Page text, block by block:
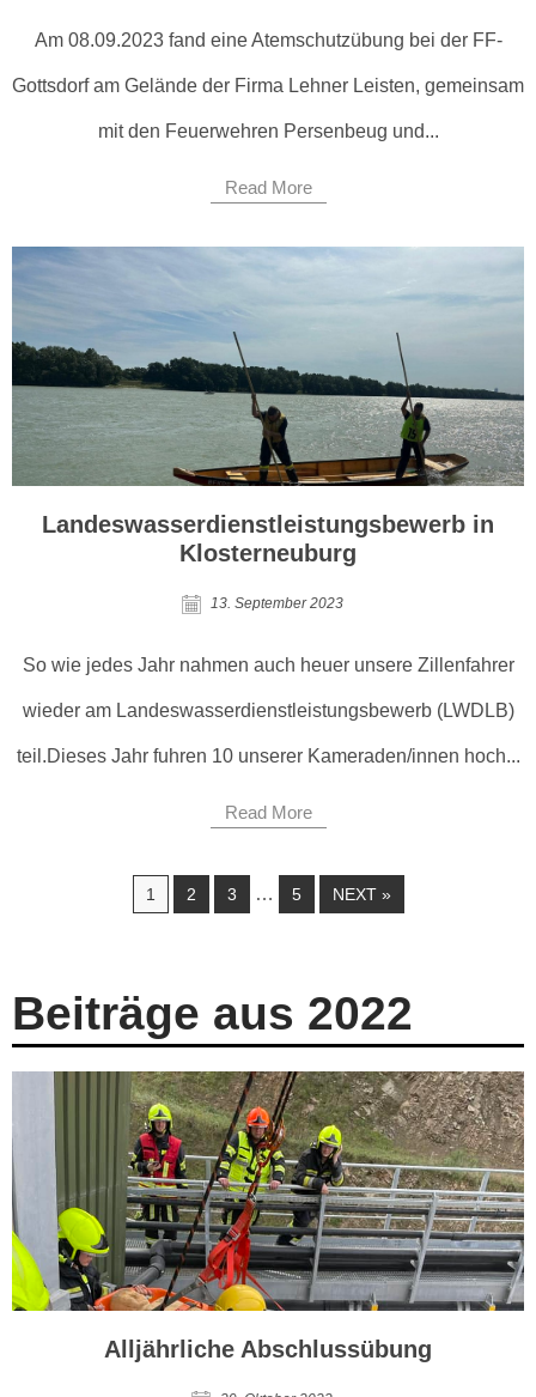
Am 08.09.2023 fand eine Atemschutzübung bei der FF-
Gottsdorf am Gelände der Firma Lehner Leisten, gemeinsam
mit den Feuerwehren Persenbeug und...
Read More
Landeswasserdienstleistungsbewerb in
Klosterneuburg
13. September 2023
So wie jedes Jahr nahmen auch heuer unsere Zillenfahrer
wieder am Landeswasserdienstleistungsbewerb (LWDLB)
teil.Dieses Jahr fuhren 10 unserer Kameraden/innen hoch...
Read More
1 2 3 … 5 NEXT »
Beiträge aus 2022
Alljährliche Abschlussübung